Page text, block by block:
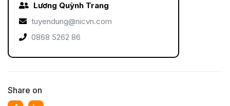
Lương Quỳnh Trang
tuyendung@nicvn.com
0868 5262 86
Share on